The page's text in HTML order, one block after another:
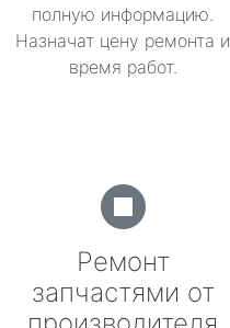
полную информацию.
Назначат цену ремонта и
время работ.
Ремонт
запчастями от